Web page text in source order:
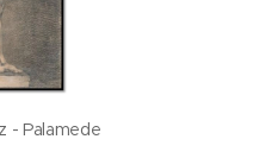
- Palamede